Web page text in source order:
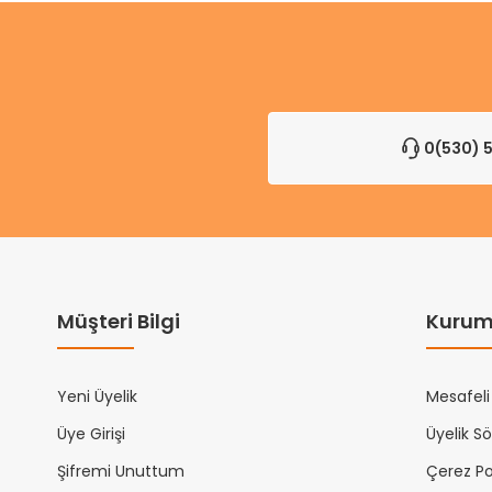
0(530)
Müşteri Bilgi
Yeni Üyelik
Üye Girişi
Şifremi Unuttum
Mesafeli
Üyelik
Çerez